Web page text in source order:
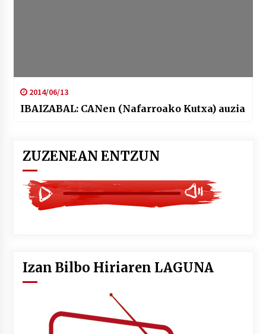
2014/06/13
IBAIZABAL: CANen (Nafarroako Kutxa) auzia
ZUZENEAN ENTZUN
Izan Bilbo Hiriaren LAGUNA